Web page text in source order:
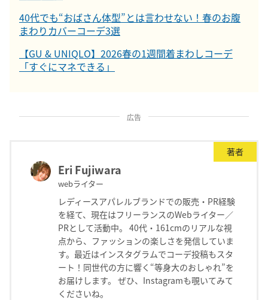
40代でも“おばさん体型”とは言わせない！春のお腹
まわりカバーコーデ3選
【GU & UNIQLO】2026春の1週間着まわしコーデ
「すぐにマネできる」
広告
著者
Eri Fujiwara
webライター
レディースアパレルブランドでの販売・PR経験
を経て、現在はフリーランスのWebライター／
PRとして活動中。 40代・161cmのリアルな視
点から、ファッションの楽しさを発信していま
す。最近はインスタグラムでコーデ投稿もスタ
ート！同世代の方に響く“等身大のおしゃれ”を
お届けします。 ぜひ、Instagramも覗いてみて
くださいね。